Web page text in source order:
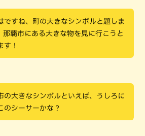
ですね、町の大きなシンボルと題しま
那覇市にある大きな物を見に行こうと
す！
の大きなシンボルといえば、うしろに
のシーサーかな？